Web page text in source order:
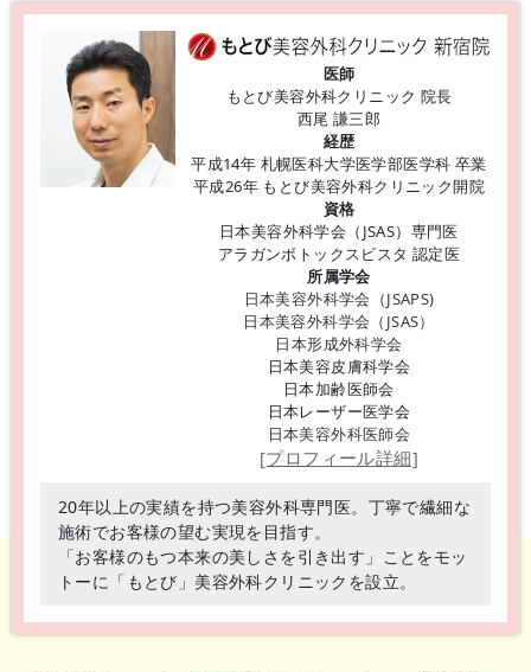
医師
もとび美容外科クリニック 院長
西尾 謙三郎
経歴
平成14年 札幌医科大学医学部医学科 卒業
平成26年 もとび美容外科クリニック開院
資格
日本美容外科学会（JSAS）専門医
アラガンボトックスビスタ 認定医
所属学会
日本美容外科学会（JSAPS)
日本美容外科学会（JSAS）
日本形成外科学会
日本美容皮膚科学会
日本加齢医師会
日本レーザー医学会
日本美容外科医師会
[プロフィール詳細]
20年以上の実績を持つ美容外科専門医。丁寧で繊細な
施術でお客様の望む実現を目指す。
「お客様のもつ本来の美しさを引き出す」ことをモッ
トーに「もとび」美容外科クリニックを設立。